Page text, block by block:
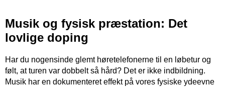
Musik og fysisk præstation: Det
lovlige doping
Har du nogensinde glemt høretelefonerne til en løbetur og
følt, at turen var dobbelt så hård? Det er ikke indbildning.
Musik har en dokumenteret effekt på vores fysiske ydeevne